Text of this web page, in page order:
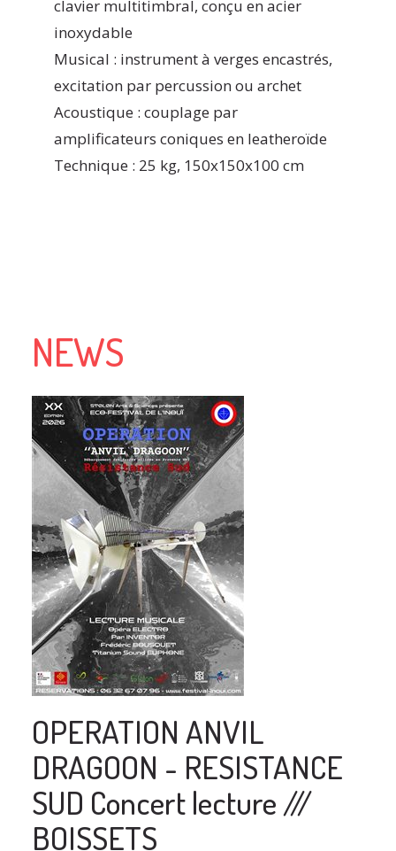
clavier multitimbral, conçu en acier
inoxydable
Musical : instrument à verges encastrés,
excitation par percussion ou archet
Acoustique : couplage par
amplificateurs coniques en leatheroïde
Technique : 25 kg, 150x150x100 cm
NEWS
OPERATION ANVIL
DRAGOON - RESISTANCE
SUD Concert lecture ///
BOISSETS